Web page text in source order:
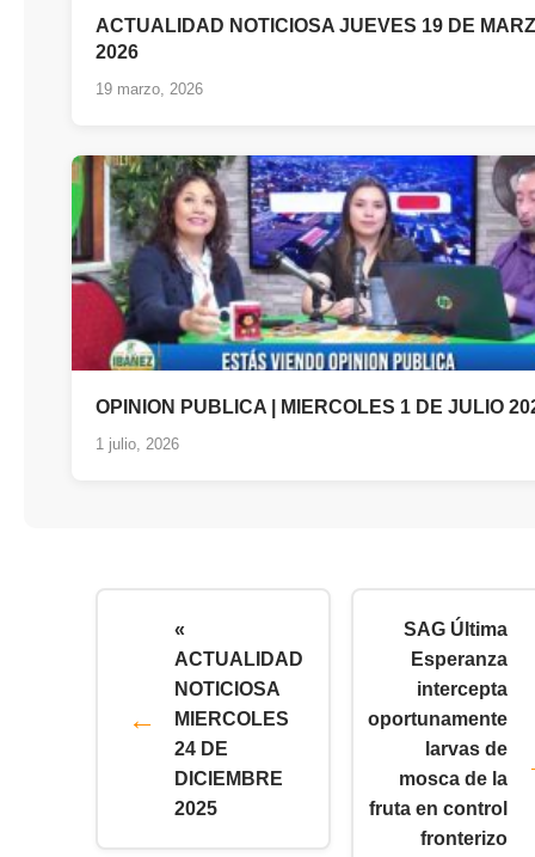
ACTUALIDAD NOTICIOSA JUEVES 19 DE
2026
19 marzo, 2026
OPINION PUBLICA | MIERCOLES 1 DE JULIO
1 julio, 2026
«
ACTUALIDAD
NOTICIOSA
MIERCOLES
24 DE
DICIEMBRE
2025
SAG Última
Esperanza
intercepta
oportunamente
larvas de
mosca de la
fruta en control
fronterizo